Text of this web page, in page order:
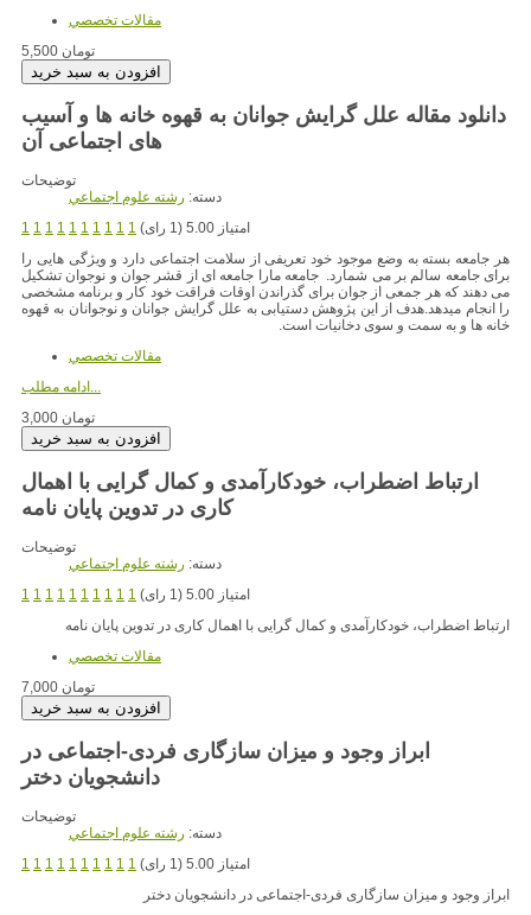
مقالات تخصصي
5,500 تومان
دانلود مقاله علل گرایش جوانان به قهوه خانه ها و آسیب
توضیحات
دسته: رشته علوم اجتماعي
1 1 1 1 1 1 1 1 1 1
امتیاز 5.00 (1 رای)
هر جامعه بسته به وضع موجود خود تعریفی از سلامت اجتماعی دارد و ویژگی هایی را
برای جامعه سالم بر می شمارد. جامعه مارا جامعه ای از قشر جوان و نوجوان تشکیل
می دهند که هر جمعی از جوان برای گذراندن اوقات فراقت خود کار و برنامه مشخصی
را انجام میدهد.هدف از این پژوهش دستیابی به علل گرایش جوانان و نوجوانان به قهوه
خانه ها و به سمت و سوی دخانیات است.
مقالات تخصصي
ادامه مطلب...
3,000 تومان
ارتباط اضطراب، خودکارآمدی و کمال گرایی با اهمال
کاری در تدوین پایان نامه
توضیحات
دسته: رشته علوم اجتماعي
1 1 1 1 1 1 1 1 1 1
امتیاز 5.00 (1 رای)
ارتباط اضطراب، خودکارآمدی و کمال گرایی با اهمال کاری در تدوین پایان نامه
مقالات تخصصي
7,000 تومان
ابراز وجود و میزان سازگاری فردی-اجتماعی در
دانشجویان دختر
توضیحات
دسته: رشته علوم اجتماعي
1 1 1 1 1 1 1 1 1 1
امتیاز 5.00 (1 رای)
ابراز وجود و میزان سازگاری فردی-اجتماعی در دانشجویان دختر